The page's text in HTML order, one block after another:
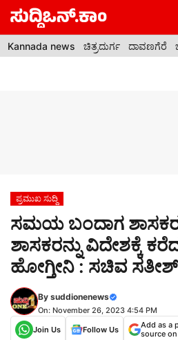
Skip
content
Kannada news ಚಿತ್ರದುರ್ಗ ದಾವಣಗೆರೆ
ಪ್ರಮುಖ ಸುದ್ದಿ
ಸಮಯ ಬಂದಾಗ
ಶಾಸಕರನ್ನು ವಿದೇಶಕ್ಕೆ
ಹೋಗ್ತೀನಿ : ಸಚಿವ
By suddionenews
On: November 26, 2023 4:54 PM
Join Us
Follow Us
Add as a
source